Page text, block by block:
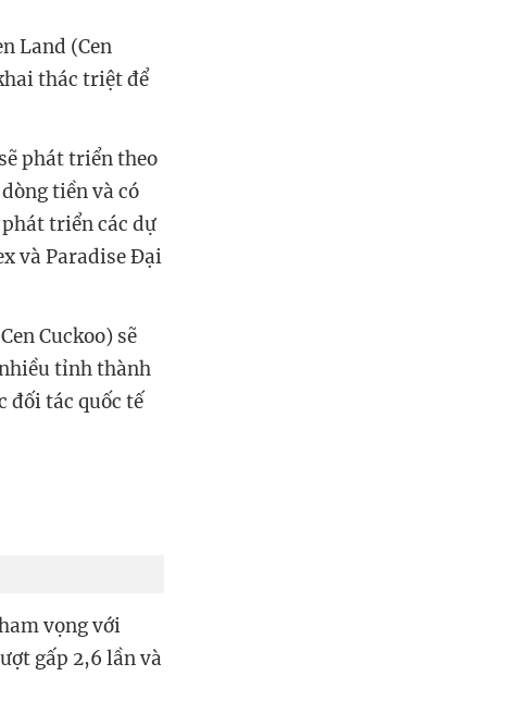
Land (Cen
thác triệt để
phát triển theo
tiền và có
triển các dự
và Paradise Đại
Cuckoo) sẽ
tỉnh thành
đối tác quốc tế
vọng với
gấp 2,6 lần và